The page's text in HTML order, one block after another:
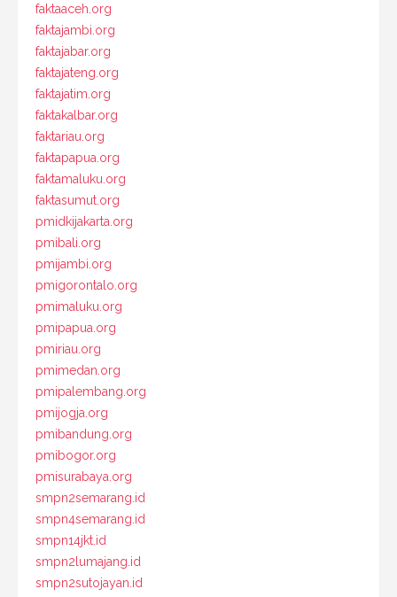
faktaaceh.org
faktajambi.org
faktajabar.org
faktajateng.org
faktajatim.org
faktakalbar.org
faktariau.org
faktapapua.org
faktamaluku.org
faktasumut.org
pmidkijakarta.org
pmibali.org
pmijambi.org
pmigorontalo.org
pmimaluku.org
pmipapua.org
pmiriau.org
pmimedan.org
pmipalembang.org
pmijogja.org
pmibandung.org
pmibogor.org
pmisurabaya.org
smpn2semarang.id
smpn4semarang.id
smpn14jkt.id
smpn2lumajang.id
smpn2sutojayan.id